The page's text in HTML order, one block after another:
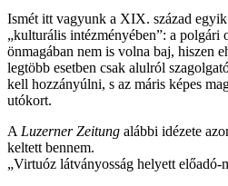
Ismét itt vagyunk a XIX. század
„kulturális intézményében”: a polgári
önmagában nem is volna baj, hiszen
legtöbb esetben csak alulról
kell hozzányúlni, s az máris képes
utókort.
ALuzerner Zeitung alábbi idézete
keltett bennem.
„Virtuóz látványosság helyett előadó-